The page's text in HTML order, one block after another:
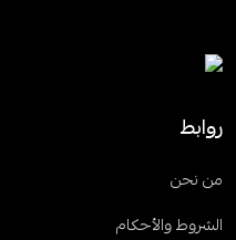
روابط
من نحن
الشروط والأحكام